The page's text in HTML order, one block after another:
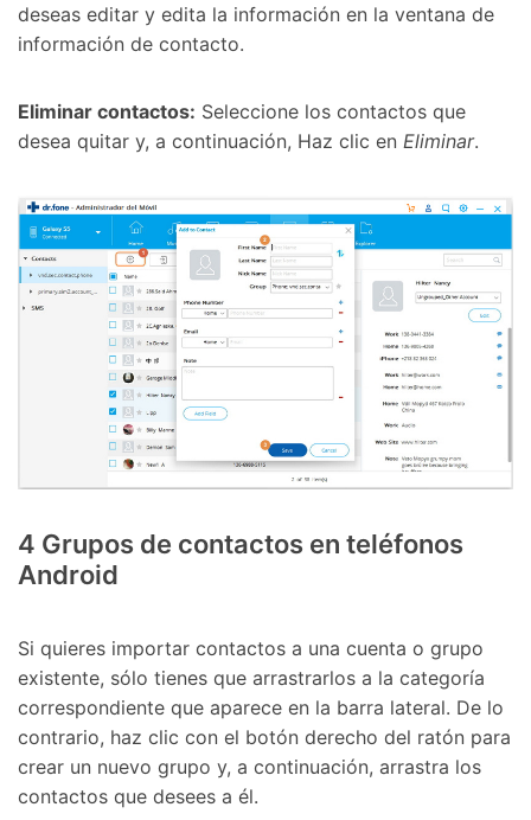
deseas editar y edita la información en la ventana de
información de contacto.
Eliminar contactos: Seleccione los contactos que
desea quitar y, a continuación, Haz clic en Eliminar.
4 Grupos de contactos en teléfonos
Android
Si quieres importar contactos a una cuenta o grupo
existente, sólo tienes que arrastrarlos a la categoría
correspondiente que aparece en la barra lateral. De lo
contrario, haz clic con el botón derecho del ratón para
crear un nuevo grupo y, a continuación, arrastra los
contactos que desees a él.